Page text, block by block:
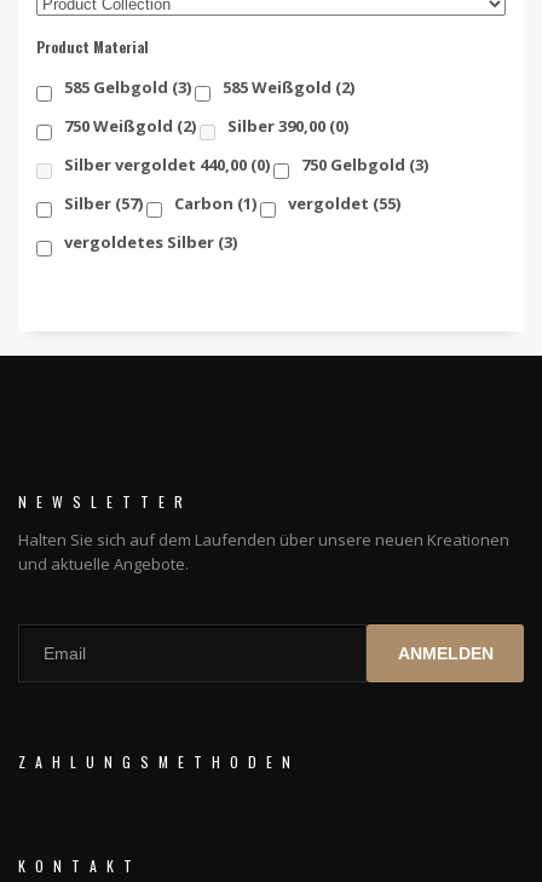
Product Material
585 Gelbgold (3) 585 Weißgold (2)
750 Weißgold (2) Silber 390,00 (0)
Silber vergoldet 440,00 (0) 750 Gelbgold (3)
Silber (57) Carbon (1) vergoldet (55)
vergoldetes Silber (3)
NEWSLETTER
Halten Sie sich auf dem Laufenden über unsere neuen Kreationen
und aktuelle Angebote.
ANMELDEN
ZAHLUNGSMETHODEN
KONTAKT